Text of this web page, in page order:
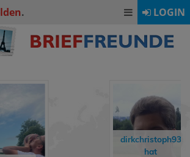
. LOGIN
dirkchristoph93
hat